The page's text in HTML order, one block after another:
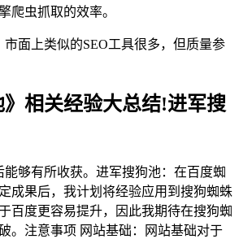
爬虫抓取的效率。
面上类似的SEO工具很多，但质量参
相关经验大总结!进军搜
能够有所收获。进军搜狗池：在百度蜘
成果后，我计划将经验应用到搜狗蜘蛛
百度更容易提升，因此我期待在搜狗蜘
。注意事项 网站基础：网站基础对于